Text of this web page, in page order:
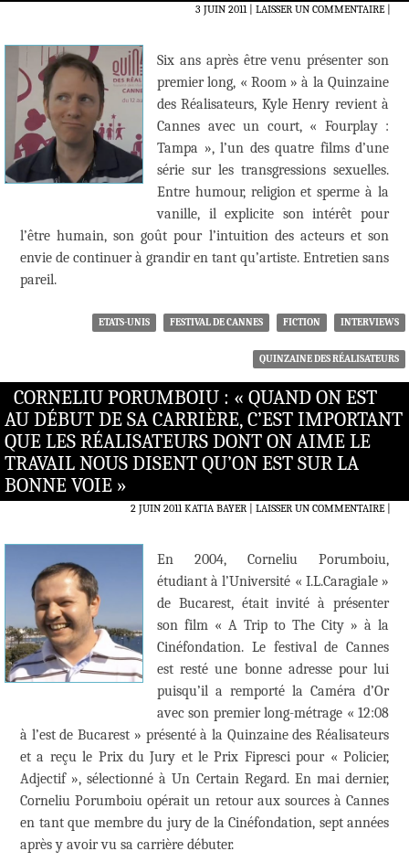
3 JUIN 2011 LAISSER UN COMMENTAIRE|
Six ans après être venu présenter son
premier long, « Room » à la Quinzaine
des Réalisateurs, Kyle Henry revient à
Cannes avec un court, « Fourplay :
Tampa », l’un des quatre films d’une
série sur les transgressions sexuelles.
Entre humour, religion et sperme à la
vanille, il explicite son intérêt pour
l’être humain, son goût pour l’intuition des acteurs et son
envie de continuer à grandir en tant qu’artiste. Entretien sans
pareil.
ETATS-UNIS FESTIVAL DE CANNES FICTION INTERVIEWS
QUINZAINE DES RÉALISATEURS
CORNELIU PORUMBOIU : « QUAND ON EST
AU DÉBUT DE SA CARRIÈRE, C’EST IMPORTANT
QUE LES RÉALISATEURS DONT ON AIME LE
TRAVAIL NOUS DISENT QU’ON EST SUR LA
BONNE VOIE »
2 JUIN 2011 KATIA BAYER LAISSER UN COMMENTAIRE|
En 2004, Corneliu Porumboiu,
étudiant à l’Université « I.L.Caragiale »
de Bucarest, était invité à présenter
son film « A Trip to The City » à la
Cinéfondation. Le festival de Cannes
est resté une bonne adresse pour lui
puisqu’il a remporté la Caméra d’Or
avec son premier long-métrage « 12:08
à l’est de Bucarest » présenté à la Quinzaine des Réalisateurs
et a reçu le Prix du Jury et le Prix Fipresci pour « Policier,
Adjectif », sélectionné à Un Certain Regard. En mai dernier,
Corneliu Porumboiu opérait un retour aux sources à Cannes
en tant que membre du jury de la Cinéfondation, sept années
après y avoir vu sa carrière débuter.